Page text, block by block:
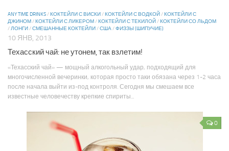
ANY TIME DRINKS/КОКТЕЙЛИ С ВИСКИ/КОКТЕЙЛИ С ВОДКОЙ/КОКТЕЙЛИ С
ДЖИНОМ/КОКТЕЙЛИ С ЛИКЕРОМ/КОКТЕЙЛИ С ТЕКИЛОЙ/КОКТЕЙЛИ СО ЛЬДОМ
/ЛОНГИ/СМЕШАННЫЕ КОКТЕЙЛИ/США/ФИЗЗЫ (ШИПУЧИЕ)
10 ЯНВ, 2013
Техасский чай: не утонем, так взлетим!
«Техасский чай» — мощный алкогольный удар, подходящий для
многочисленной вечеринки, которая просто таки обязана через 1-2 часа
после начала выйти из-под контроля. Сегодня мы смешаем все
известные человечеству крепкие спириты...
0